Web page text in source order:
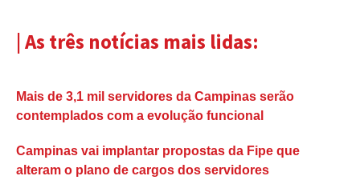
| As três notícias mais lidas:
Mais de 3,1 mil servidores da Campinas serão
contemplados com a evolução funcional
Campinas vai implantar propostas da Fipe que
alteram o plano de cargos dos servidores